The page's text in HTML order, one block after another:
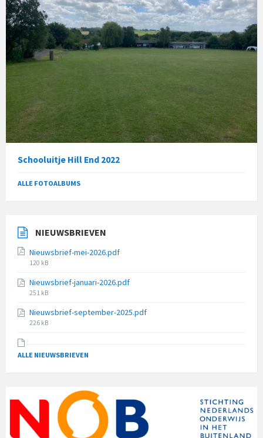
Schooluitje Hill End 2022
ALLE FOTOALBUMS
NIEUWSBRIEVEN
Nieuwsbrief-mei-2026.pdf
File
120 kB
Nieuwsbrief-januari-2026.pdf
File
251 kB
Nieuwsbrief-september-2025.pdf
File
226 kB
ALLE NIEUWSBRIEVEN